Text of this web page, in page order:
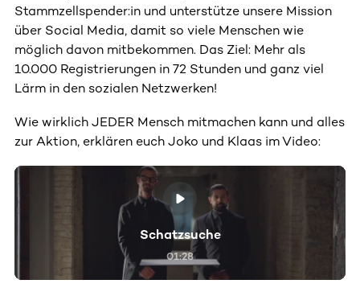
Stammzellspender:in und unterstütze unsere Mission
über Social Media, damit so viele Menschen wie
möglich davon mitbekommen. Das Ziel: Mehr als
10.000 Registrierungen in 72 Stunden und ganz viel
Lärm in den sozialen Netzwerken!
Wie wirklich JEDER Mensch mitmachen kann und alles
zur Aktion, erklären euch Joko und Klaas im Video:
Schatzsuche
01:28